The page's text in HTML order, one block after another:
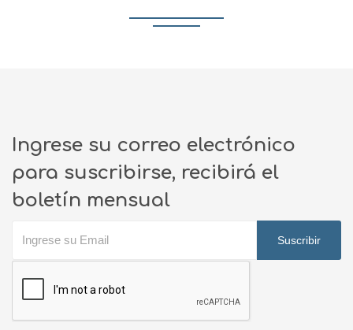
Ingrese su correo electrónico
para suscribirse, recibirá el
boletín mensual
Suscribir